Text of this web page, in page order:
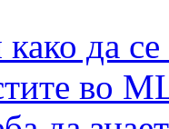
да
во